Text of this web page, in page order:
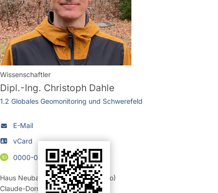
Wissenschaftler
Dipl.-Ing. Christoph Dahle
1.2 Globales Geomonitoring und Schwerefeld
E-Mail
vCard
0000-0002-4733-9242
Haus Neubau 401,Raum 1.04 (Büro)
Claude-Dornier-Str. 1